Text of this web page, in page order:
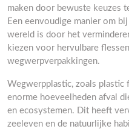
maken door bewuste keuzes
Een eenvoudige manier om
wereld is door het
kiezen voor hervulbare
wegwerpverpakkingen.
Wegwerpplastic, zoals plastic
enorme hoeveelheden afval
en ecosystemen. Dit heeft
zeeleven en de natuurlijke